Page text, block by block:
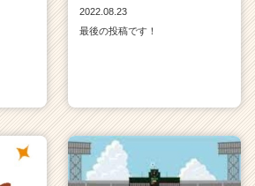
2022.08.23
最後の投稿です！